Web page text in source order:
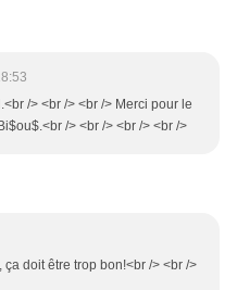
/> <br /> <br /> Merci pour le
/> <br /> <br /> <br />
doit être trop bon!<br /> <br />